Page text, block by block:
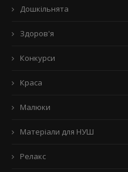
Дошкільнята
Здоров'я
Конкурси
Краса
Малюки
Матеріали для НУШ
Релакс